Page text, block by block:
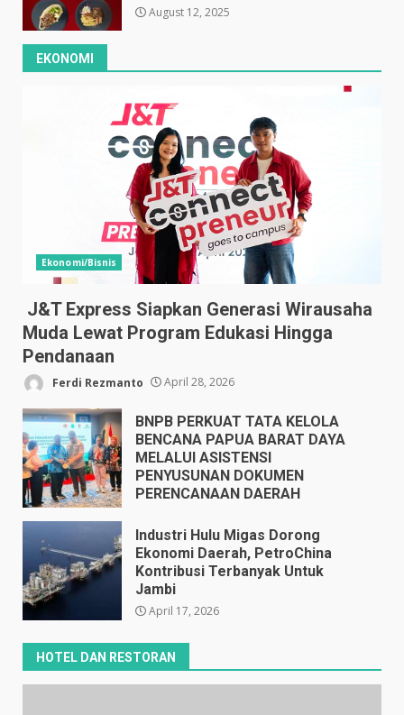
August 12, 2025
EKONOMI
Ekonomi/Bisnis
J&T Express Siapkan Generasi Wirausaha
Muda Lewat Program Edukasi Hingga
Pendanaan
Ferdi Rezmanto April 28, 2026
BNPB PERKUAT TATA KELOLA
BENCANA PAPUA BARAT DAYA
MELALUI ASISTENSI
PENYUSUNAN DOKUMEN
PERENCANAAN DAERAH
Industri Hulu Migas Dorong
Ekonomi Daerah, PetroChina
Kontribusi Terbanyak Untuk
Jambi
April 17, 2026
HOTEL DAN RESTORAN